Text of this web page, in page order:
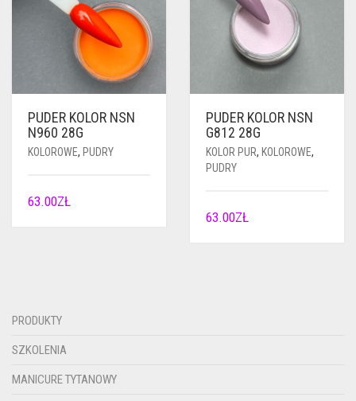
PUDER KOLOR NSN
N960 28G
KOLOROWE, PUDRY
63.00ZŁ
PUDER KOLOR NSN
G812 28G
KOLOR PUR, KOLOROWE,
PUDRY
63.00ZŁ
PRODUKTY
SZKOLENIA
MANICURE TYTANOWY